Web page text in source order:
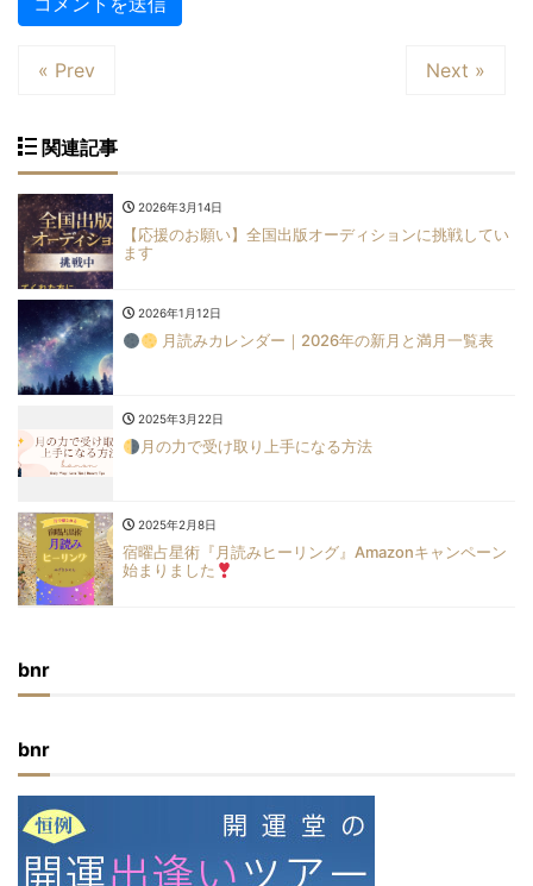
« Prev Next »
関連記事
2026年3月14日
【応援のお願い】全国出版オーディションに挑戦してい
ます
2026年1月12日
月読みカレンダー｜2026年の新月と満月一覧表
2025年3月22日
月の力で受け取り上手になる方法
2025年2月8日
宿曜占星術『月読みヒーリング』Amazonキャンペーン
始まりました
bnr
bnr